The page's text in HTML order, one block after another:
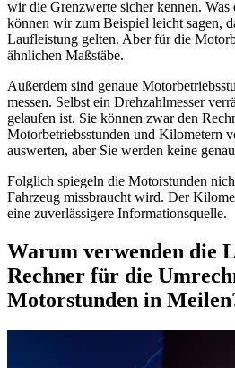
wir die Grenzwerte sicher kennen.
können wir zum Beispiel leicht sagen,
Laufleistung gelten. Aber für die
ähnlichen Maßstäbe.
Außerdem sind genaue
messen. Selbst ein Drehzahlmesser
gelaufen ist. Sie können zwar den
Motorbetriebsstunden und Kilometern
auswerten, aber Sie werden keine
Folglich spiegeln die Motorstunden
Fahrzeug missbraucht wird. Der
eine zuverlässigere Informationsquelle.
Warum verwenden die
Rechner für die
Motorstunden in